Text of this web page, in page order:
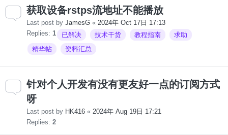
获取设备rstps流地址不能播放
Last post by JamesG « 2024年 Oct 17日 17:13
Replies: 1 已解决 技术干货 教程指南
求助
精华帖
资料汇总
针对个人开发有没有更友好一点的订阅方式
呀
Last post by HK416 « 2024年 Aug 19日 17:21
Replies: 2